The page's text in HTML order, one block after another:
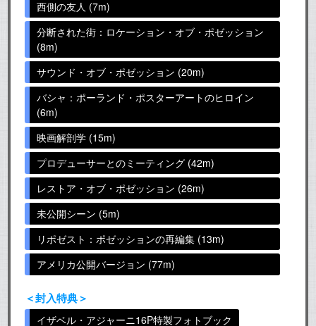
西側の友人 (7m)
分断された街：ロケーション・オブ・ポゼッション
(8m)
サウンド・オブ・ポゼッション (20m)
バシャ：ポーランド・ポスターアートのヒロイン
(6m)
映画解剖学 (15m)
プロデューサーとのミーティング (42m)
レストア・オブ・ポゼッション (26m)
未公開シーン (5m)
リポゼスト：ポゼッションの再編集 (13m)
アメリカ公開バージョン (77m)
＜封入特典＞
イザベル・アジャーニ16P特製フォトブック